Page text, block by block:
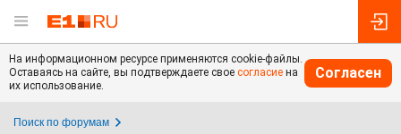
На информационном ресурсе применяются cookie-файлы.
Оставаясь на сайте, вы подтверждаете свое согласие на
их использование.
Согласен
Поиск по форумам